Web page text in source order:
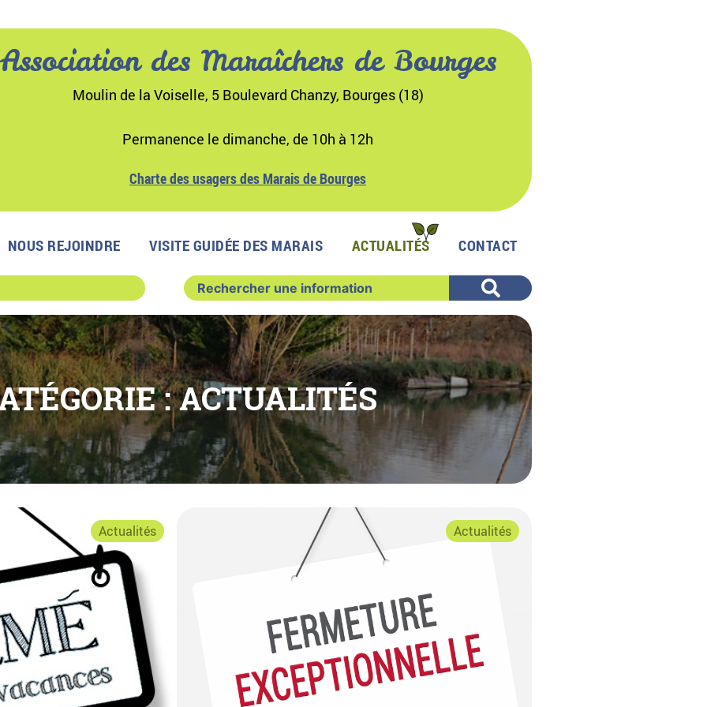
Association des Maraîchers de Bourges
Moulin de la Voiselle, 5 Boulevard Chanzy, Bourges (18)
Permanence le dimanche, de 10h à 12h
Charte des usagers des Marais de Bourges
NOUS REJOINDRE VISITE GUIDÉE DES MARAIS ACTUALITÉS CONTACT
:ACTUALITÉS
Actualités Actualités